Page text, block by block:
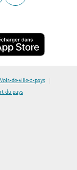
Vols-de-ville-à-pays |
du pays